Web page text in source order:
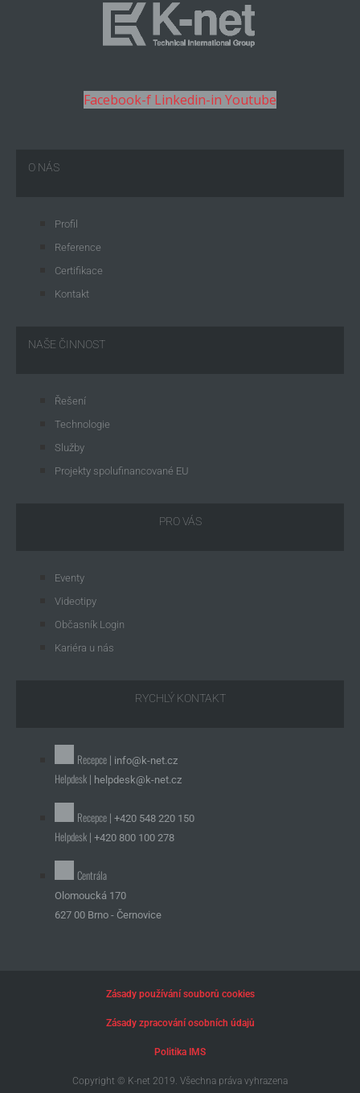
Facebook-f Linkedin-in Youtube
O NÁS
Profil
Reference
Certifikace
Kontakt
NAŠE ČINNOST
Řešení
Technologie
Služby
Projekty spolufinancované EU
PRO VÁS
Eventy
Videotipy
Občasník Login
Kariéra u nás
RYCHLÝ KONTAKT
Recepce | info@k-net.cz
Helpdesk | helpdesk@k-net.cz
Recepce | +420 548 220 150
Helpdesk | +420 800 100 278
Centrála
Olomoucká 170
627 00 Brno - Černovice
Zásady používání souborů cookies
Zásady zpracování osobních údajů
Politika IMS
Copyright © K-net 2019. Všechna práva vyhrazena